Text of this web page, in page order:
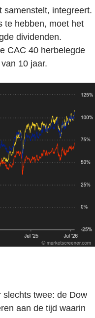
samenstelt, integreert.
te hebben, moet het
dividenden.
CAC 40 herbelegde
10 jaar.
slechts twee: de Dow
aan de tijd waarin